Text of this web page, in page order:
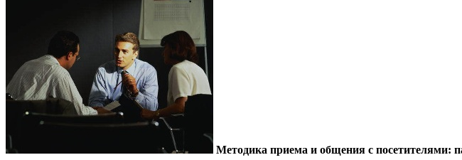
Методика приема и общения с посетителями: